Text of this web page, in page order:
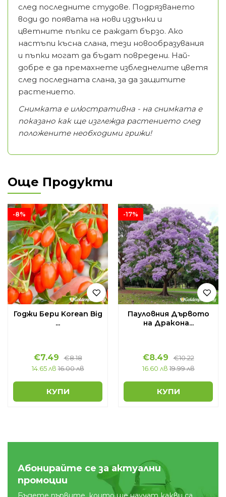
след последните студове. Подрязването
води до появата на нови издънки и
цветните пъпки се раждат бързо. Ако
настъпи късна слана, тези новообразувания
и пъпки могат да бъдат повредени. Най-
добре е да премахнете избледнелите цветя
след последната слана, за да защитите
растението.
Снимката е илюстративна - на снимката е
показано как ще изглежда растението след
положените необходими грижи!
Още Продукти
-8%
Годжи Бери Korean Big
...
€7.49 €8.18
14.65 лв 16.00 лв
КУПИ
-17%
Пауловния Дървото
на Дракона...
€8.49 €10.22
16.60 лв 19.99 лв
КУПИ
Абонирайте се за актуални
промоции